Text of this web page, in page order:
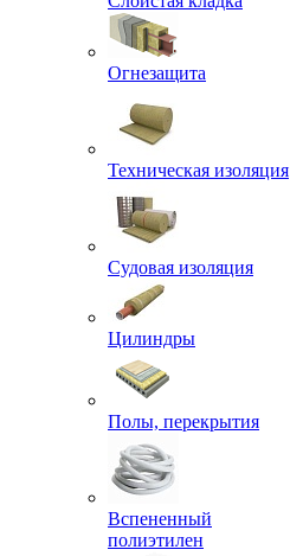
Огнезащита
Техническая изоляция
Судовая изоляция
Цилиндры
Полы, перекрытия
Вспененный
полиэтилен